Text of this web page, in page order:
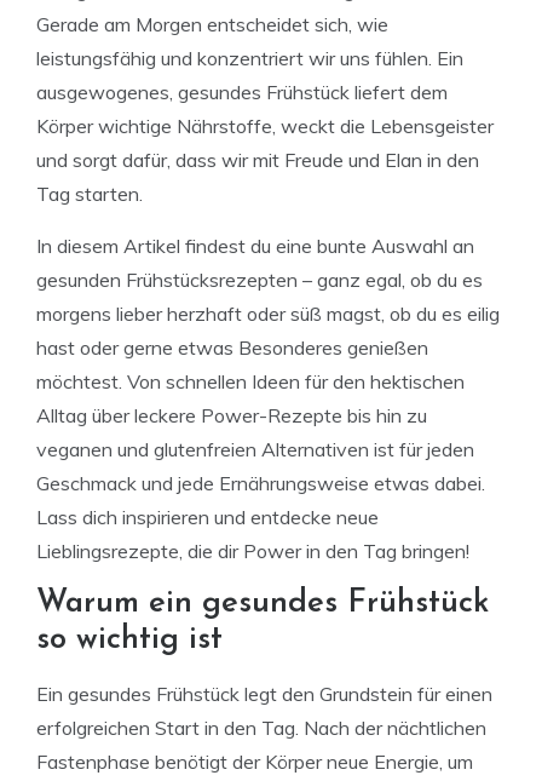
Gerade am Morgen entscheidet sich, wie
leistungsfähig und konzentriert wir uns fühlen. Ein
ausgewogenes, gesundes Frühstück liefert dem
Körper wichtige Nährstoffe, weckt die Lebensgeister
und sorgt dafür, dass wir mit Freude und Elan in den
Tag starten.
In diesem Artikel findest du eine bunte Auswahl an
gesunden Frühstücksrezepten – ganz egal, ob du es
morgens lieber herzhaft oder süß magst, ob du es eilig
hast oder gerne etwas Besonderes genießen
möchtest. Von schnellen Ideen für den hektischen
Alltag über leckere Power-Rezepte bis hin zu
veganen und glutenfreien Alternativen ist für jeden
Geschmack und jede Ernährungsweise etwas dabei.
Lass dich inspirieren und entdecke neue
Lieblingsrezepte, die dir Power in den Tag bringen!
Warum ein gesundes Frühstück
so wichtig ist
Ein gesundes Frühstück legt den Grundstein für einen
erfolgreichen Start in den Tag. Nach der nächtlichen
Fastenphase benötigt der Körper neue Energie, um